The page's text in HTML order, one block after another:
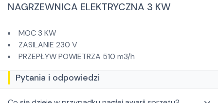
NAGRZEWNICA ELEKTRYCZNA 3 KW
MOC 3 KW
ZASILANIE 230 V
PRZEPŁYW POWIETRZA 510 m3/h
Pytania i odpowiedzi